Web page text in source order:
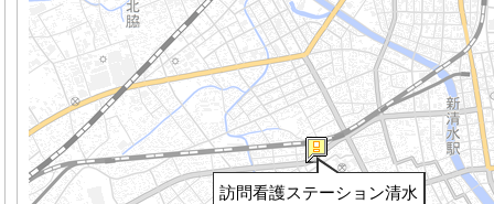
訪問看護ステーション清水